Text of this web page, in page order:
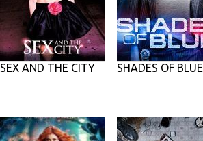
SEX AND THE CITY SHADES OF BLUE